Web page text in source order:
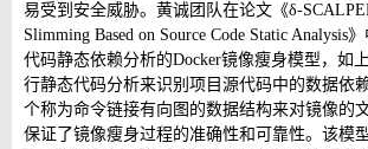
易受到安全威胁。黄诚团队在论文《δ-
Slimming Based on Source Code Static Analysis
代码静态依赖分析的Docker镜像瘦身模型，如
行静态代码分析来识别项目源代码中的数据依
个称为命令链接有向图的数据结构来对镜像的
保证了镜像瘦身过程的准确性和可靠性。该模